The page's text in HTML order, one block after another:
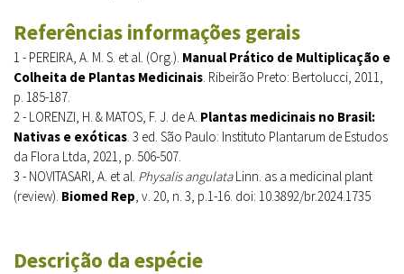
Referências informações gerais
1 - PEREIRA, A. M. S. et al. (Org.). Manual Prático de Multiplicação e
Colheita de Plantas Medicinais . Ribeirão Preto: Bertolucci, 2011,
p. 185-187.
2 - LORENZI, H. & MATOS, F. J. de A. Plantas medicinais no Brasil:
Nativas e exóticas . 3 ed. São Paulo: Instituto Plantarum de Estudos
da Flora Ltda, 2021, p. 506-507.
3 - NOVITASARI, A. et al. Physalis angulataLinn. as a medicinal plant
(review). Biomed Rep , v. 20, n. 3, p.1-16. doi: 10.3892/br.2024.1735
Descrição da espécie